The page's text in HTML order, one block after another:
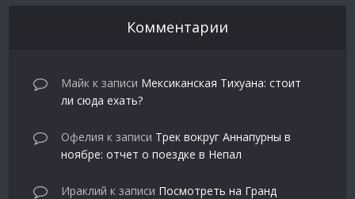
Комментарии
Майк к записи Мексиканская Тихуана: стоит
ли сюда ехать?
Офелия к записи Трек вокруг Аннапурны в
ноябре: отчет о поездке в Непал
Ираклий к записи Посмотреть на Гранд